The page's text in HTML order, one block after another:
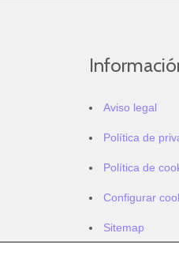
Aviso legal
Política de
Política de
Configurar
Sitemap